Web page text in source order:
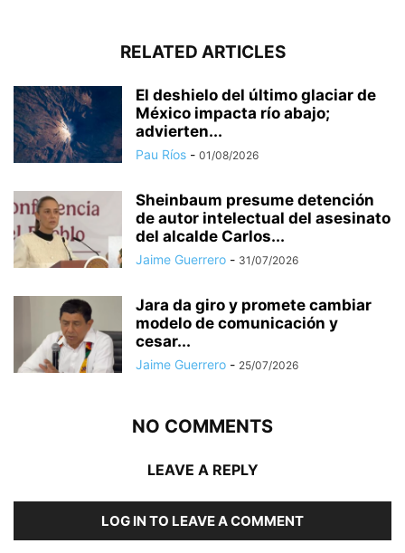
RELATED ARTICLES
El deshielo del último glaciar de
México impacta río abajo;
advierten...
Pau Ríos - 01/08/2026
Sheinbaum presume detención
de autor intelectual del asesinato
del alcalde Carlos...
Jaime Guerrero - 31/07/2026
Jara da giro y promete cambiar
modelo de comunicación y
cesar...
Jaime Guerrero - 25/07/2026
NO COMMENTS
LEAVE A REPLY
LOG IN TO LEAVE A COMMENT